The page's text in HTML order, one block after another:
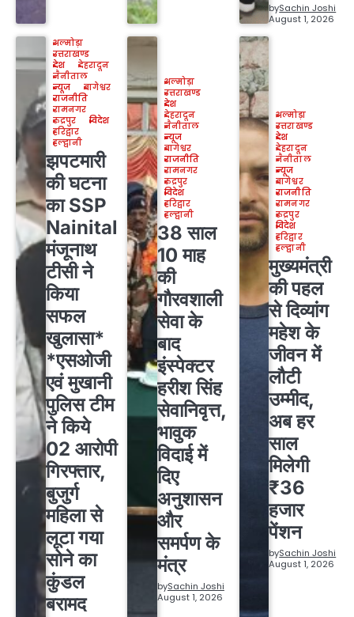
bySachin Joshi
August 1, 2026
अल्मोड़ा
उत्तराखण्ड
देश
देहरादून
नैनीताल
न्यूज
बागेश्वर
राजनीति
रामनगर
रुद्रपुर
विदेश
हरिद्वार
हल्द्वानी
झपटमारी
की घटना
का SSP
Nainital
मंजूनाथ
टीसी ने
किया
सफल
खुलासा*
*एसओजी
एवं मुखानी
पुलिस टीम
ने किये
02 आरोपी
गिरफ्तार,
बुजुर्ग
महिला से
लूटा गया
सोने का
कुंडल
बरामद
अल्मोड़ा
उत्तराखण्ड
देश
देहरादून
नैनीताल
न्यूज
बागेश्वर
राजनीति
रामनगर
रुद्रपुर
विदेश
हरिद्वार
हल्द्वानी
38 साल
10 माह
की
गौरवशाली
सेवा के
बाद
इंस्पेक्टर
हरीश सिंह
सेवानिवृत्त,
भावुक
विदाई में
दिए
अनुशासन
और
समर्पण के
मंत्र
bySachin Joshi
August 1, 2026
अल्मोड़ा
उत्तराखण्ड
देश
देहरादून
नैनीताल
न्यूज
बागेश्वर
राजनीति
रामनगर
रुद्रपुर
विदेश
हरिद्वार
हल्द्वानी
मुख्यमंत्री
की पहल
से दिव्यांग
महेश के
जीवन में
लौटी
उम्मीद,
अब हर
साल
मिलेगी
₹36
हजार
पेंशन
bySachin Joshi
August 1, 2026